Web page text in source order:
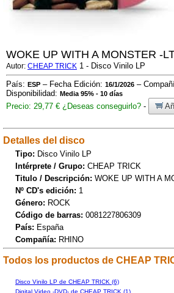
WOKE UP WITH A MONSTER -
Autor: CHEAP TRICK 1 - Disco Vinilo LP
País: ESP – Fecha Edición: 16/1/2026 –
Disponibilidad: Media 95% - 10 días
Precio: 29,77 € ¿Deseas conseguirlo? -
Detalles del disco
Tipo: Disco Vinilo LP
Intérprete / Grupo: CHEAP TRICK
Titulo / Descripción: WOKE UP WITH A
Nº CD's edición: 1
Género: ROCK
Código de barras: 0081227806309
País: España
Compañía: RHINO
Todos los productos de CHEAP
Disco Vinilo LP de CHEAP TRICK (6)
Digital Video -DVD- de CHEAP TRICK (1)